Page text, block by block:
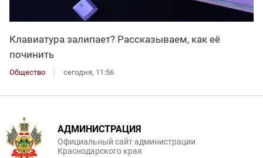
Клавиатура залипает? Рассказываем, как её
починить
Общество сегодня, 11:56
АДМИНИСТРАЦИЯ
Официальный сайт администрации
Краснодарского края